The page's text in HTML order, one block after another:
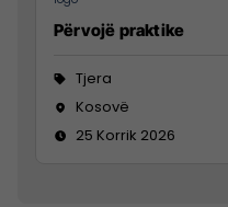
Përvojë praktike
Tjera
Kosovë
25 Korrik 2026